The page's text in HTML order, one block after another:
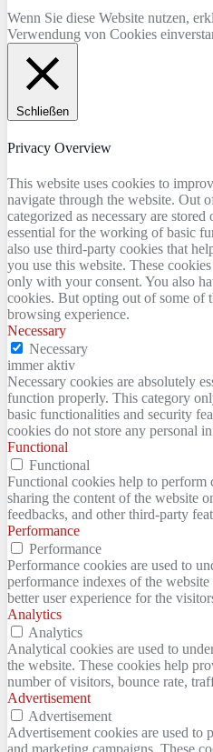
Wenn Sie diese Website nutzen,
Verwendung von Cookies
Schließen
Privacy Overview
This website uses cookies to
navigate through the website. Out
categorized as necessary are
essential for the working of basic
also use third-party cookies that
you use this website. These
only with your consent. You also
cookies. But opting out of some of
browsing experience.
Necessary
Necessary
immer aktiv
Necessary cookies are absolutely
function properly. This category
basic functionalities and security
cookies do not store any personal
Functional
Functional
Functional cookies help to
sharing the content of the website
feedbacks, and other third-party
Performance
Performance
Performance cookies are used to
performance indexes of the
better user experience for the
Analytics
Analytics
Analytical cookies are used to
the website. These cookies help
number of visitors, bounce rate,
Advertisement
Advertisement
Advertisement cookies are used to